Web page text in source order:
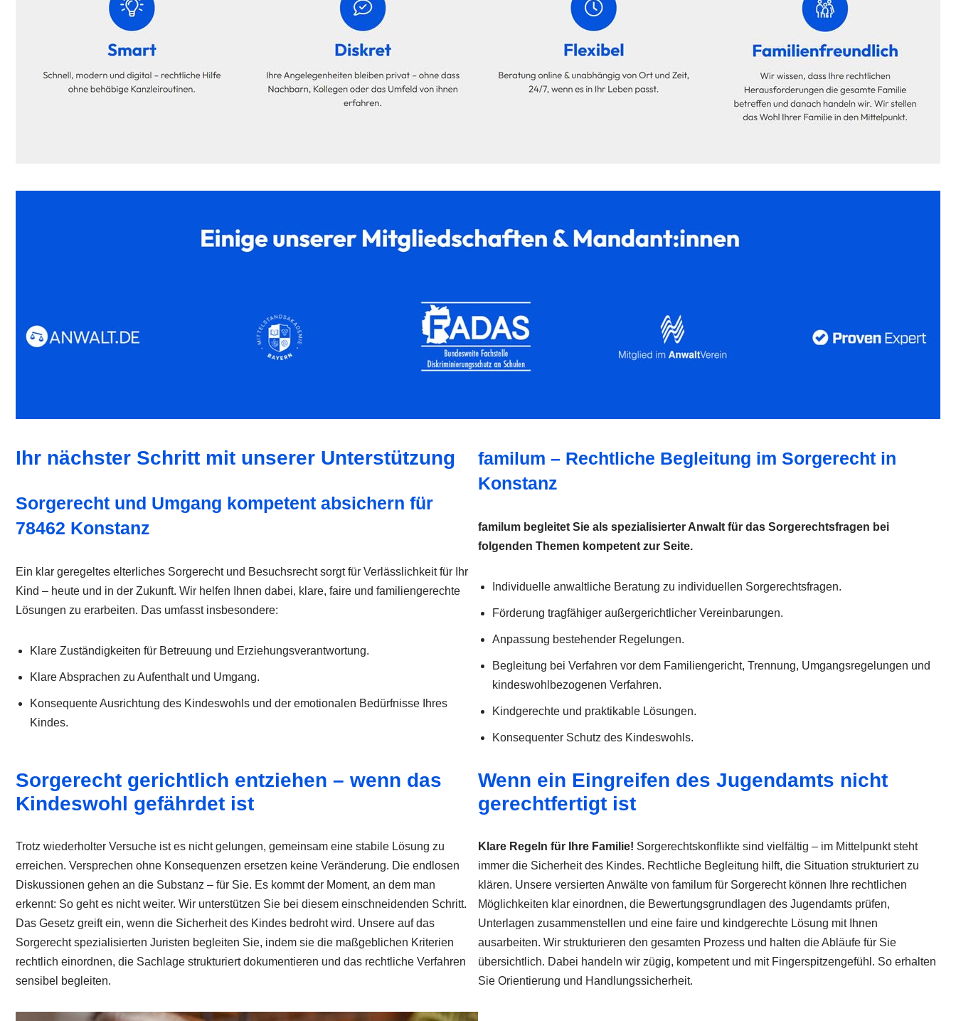
Ihr nächster Schritt mit unserer Unterstützung
Sorgerecht und Umgang kompetent absichern für
78462 Konstanz
Ein klar geregeltes elterliches Sorgerecht und Besuchsrecht sorgt für Verlässlichkeit für Ihr
Kind – heute und in der Zukunft. Wir helfen Ihnen dabei, klare, faire und familiengerechte
Lösungen zu erarbeiten. Das umfasst insbesondere:
Klare Zuständigkeiten für Betreuung und Erziehungsverantwortung.
Klare Absprachen zu Aufenthalt und Umgang.
Konsequente Ausrichtung des Kindeswohls und der emotionalen Bedürfnisse Ihres
Kindes.
familum – Rechtliche Begleitung im Sorgerecht in
Konstanz
familum begleitet Sie als spezialisierter Anwalt für das Sorgerechtsfragen bei
folgenden Themen kompetent zur Seite.
Individuelle anwaltliche Beratung zu individuellen Sorgerechtsfragen.
Förderung tragfähiger außergerichtlicher Vereinbarungen.
Anpassung bestehender Regelungen.
Begleitung bei Verfahren vor dem Familiengericht, Trennung, Umgangsregelungen und
kindeswohlbezogenen Verfahren.
Kindgerechte und praktikable Lösungen.
Konsequenter Schutz des Kindeswohls.
Sorgerecht gerichtlich entziehen – wenn das
Kindeswohl gefährdet ist
Trotz wiederholter Versuche ist es nicht gelungen, gemeinsam eine stabile Lösung zu
erreichen. Versprechen ohne Konsequenzen ersetzen keine Veränderung. Die endlosen
Diskussionen gehen an die Substanz – für Sie. Es kommt der Moment, an dem man
erkennt: So geht es nicht weiter. Wir unterstützen Sie bei diesem einschneidenden Schritt.
Das Gesetz greift ein, wenn die Sicherheit des Kindes bedroht wird. Unsere auf das
Sorgerecht spezialisierten Juristen begleiten Sie, indem sie die maßgeblichen Kriterien
rechtlich einordnen, die Sachlage strukturiert dokumentieren und das rechtliche Verfahren
sensibel begleiten.
Wenn ein Eingreifen des Jugendamts nicht
gerechtfertigt ist
Klare Regeln für Ihre Familie! Sorgerechtskonflikte sind vielfältig – im Mittelpunkt steht
immer die Sicherheit des Kindes. Rechtliche Begleitung hilft, die Situation strukturiert zu
klären. Unsere versierten Anwälte von familum für Sorgerecht können Ihre rechtlichen
Möglichkeiten klar einordnen, die Bewertungsgrundlagen des Jugendamts prüfen,
Unterlagen zusammenstellen und eine faire und kindgerechte Lösung mit Ihnen
ausarbeiten. Wir strukturieren den gesamten Prozess und halten die Abläufe für Sie
übersichtlich. Dabei handeln wir zügig, kompetent und mit Fingerspitzengefühl. So erhalten
Sie Orientierung und Handlungssicherheit.